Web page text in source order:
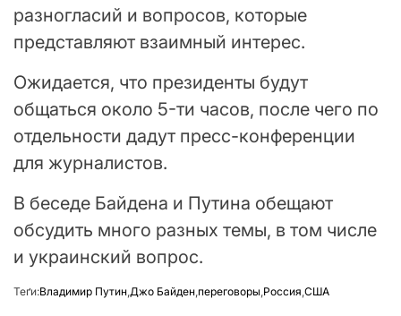
разногласий и вопросов, которые
представляют взаимный интерес.
Ожидается, что президенты будут
общаться около 5-ти часов, после чего по
отдельности дадут пресс-конференции
для журналистов.
В беседе Байдена и Путина обещают
обсудить много разных темы, в том числе
и украинский вопрос.
Теґи:Владимир Путин Джо Байден переговоры Россия США